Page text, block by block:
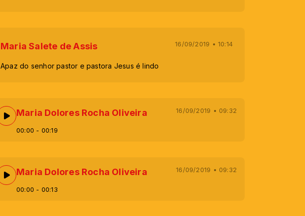
Maria Salete de Assis 16/09/2019 • 10:14
Apaz do senhor pastor e pastora Jesus é lindo
Maria Dolores Rocha Oliveira 16/09/2019 • 09:32
00:00 - 00:19
Maria Dolores Rocha Oliveira 16/09/2019 • 09:32
00:00 - 00:13